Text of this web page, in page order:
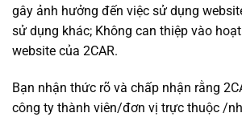
gây ảnh hưởng đến việc sử dụng
sử dụng khác; Không can thiệp vào
website của 2CAR.
Bạn nhận thức rõ và chấp nhận rằng
công ty thành viên/đơn vị trực thuộc /